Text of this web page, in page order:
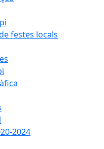
festes locals
2024